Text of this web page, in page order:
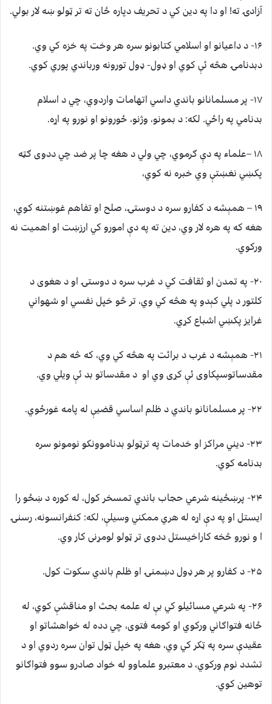
آزادۍ ته! او دا په دين کي د تحريف دپاره ځان ته تر ټولو ښه لار بولي.
۱۶- د داعيانو او اسلامي کتابونو سره هر وخت په خزه کي وي.
دبدنامۍ هڅه ئې کوي او ډول- ډول تورونه ورباندي پوري کوي.
۱۷- پر مسلمانانو باندي داسي اتهامات واردوي، چي د اسلام
بدنامي په راځي. لکه: د بمونو، وژنو، ځورونو او نورو په اړه.
۱۸ –علماء په دې ګرموي، چي ولي د هغه چا پر ضد چي ددوی ګټه
پکښي نغښتې وي خبره نه کوي،
۱۹ – همېشه د کفارو سره د دوستۍ، صلح او تفاهم غوښتنه کوي،
هغه که په هره لار وي، دين ته په دې امورو کي ارزښت او اهميت نه
ورکوي.
۲۰- په تمدن او ثقافت کي د غرب سره د دوستۍ او د هغوی د
کلتور د پلي کېدو په هڅه کي وي، تر څو خپل نفسي او شهواني
غرايز پکښي اشباع کړي.
۲۱- همېشه د غرب د برائت په هڅه کي وي، که څه هم د
مقدساتوسپکاوی ئې کړی وي او د مقدساتو بد ئې ويلي وي.
۲۲- پر مسلمانانو باندي د ظلم اساسي قضيې له پامه غورځوي.
۲۳- ديني مراکز او خدمات په ترټولو بدناموونکو نومونو سره
بدنامه کوي.
۲۴- پرښځينه شرعي حجاب باندي تمسخر کول، له کوره د ښځو را
ايستل او په دې اړه له هري ممکني وسيلې، لکه: کنفرانسونه، رسنۍ
ا و نورو څخه کاراخيستل ددوی تر ټولو لومړنی کار وي.
۲۵- د کفارو پر هر ډول دښمنۍ او ظلم باندي سکوت کول.
۲۶- په شرعي مسائيلو کي بې له علمه بحث او مناقشې کوي، له
ځانه فتواګاني ورکوي او کومه فتوی، چي دده له خواهشاتو او
عقيدې سره په ټکر کي وي، هغه په خپل ټول توان سره ردوي او د
تشدد نوم ورکوي، د معتبرو علماوو له خواد صادرو سوو فتواګانو
توهين کوي.